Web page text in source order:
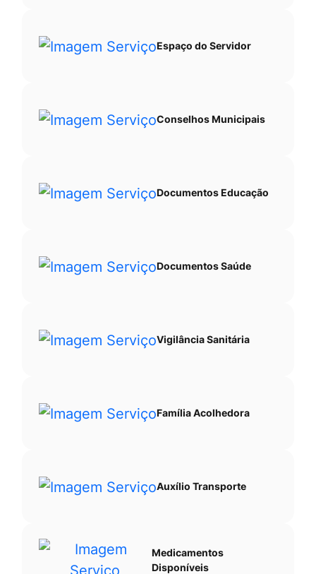
Espaço do Servidor
Conselhos Municipais
Documentos Educação
Documentos Saúde
Vigilância Sanitária
Família Acolhedora
Auxílio Transporte
Medicamentos
Disponíveis